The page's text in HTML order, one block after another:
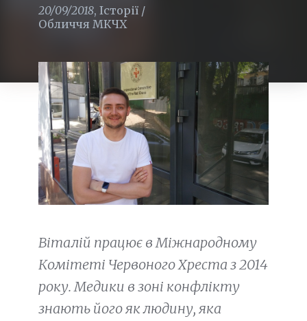
20/09/2018, Історії /
Обличчя МКЧХ
Віталій працює в Міжнародному
Комітеті Червоного Хреста з 2014
року. Медики в зоні конфлікту
знають його як людину, яка